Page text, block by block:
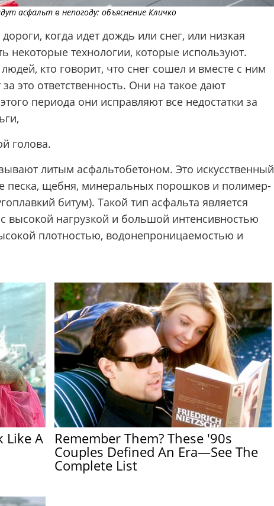
асфальт в непогоду: объяснение Кличко
когда идет дождь или снег, или низкая
некоторые технологии, которые используют.
кто говорит, что снег сошел и вместе с ним
это ответственность. Они на такое дают
периода они исправляют все недостатки за
голова.
литым асфальтобетоном. Это искусственный
песка, щебня, минеральных порошков и полимер-
битум). Такой тип асфальта является
высокой нагрузкой и большой интенсивностью
плотностью, водонепроницаемостью и
Like A Remember Them? These '90s
Couples Defined An Era—See The
Complete List